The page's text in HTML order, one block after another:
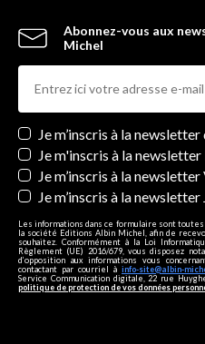
Abonnez-vous aux
Michel
Newsletters
Je m’inscris à la
Je m'inscris à la
Je m’inscris à la
Je m’inscris à la
Les informations dans ce formulaire sont
la société Editions Albin Michel, afin de
souhaitez. Conformément à la Loi
Règlement (UE) 2016/679, vous disposez
d’opposition aux informations vous
contactant par courriel à info-site@albin-
Service Communication digitale, 22 rue
politique de protection de vos données